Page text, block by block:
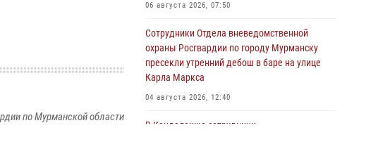
по Мурманской области
06 августа 2026, 07:50
Сотрудники Отдела вневедомственной
охраны Росгвардии по городу Мурманску
пресекли утренний дебош в баре на улице
Карла Маркса
04 августа 2026, 12:40
В Кандалакше сотрудники